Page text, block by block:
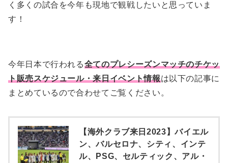
く多くの試合を今年も現地で観戦したいと思っていま
す！
今年日本で行われる全てのプレシーズンマッチのチケッ
ト販売スケジュール・来日イベント情報は以下の記事に
まとめているので合わせてご覧ください。
【海外クラブ来日2023】バイエル
ン、バルセロナ、シティ、インテ
ル、PSG、セルティック、アル・